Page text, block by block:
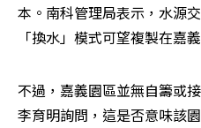
本。南科管理局表示，水源
「換水」模式可望複製在嘉
不過，嘉義園區並無自籌或
李育明詢問，這是否意味該